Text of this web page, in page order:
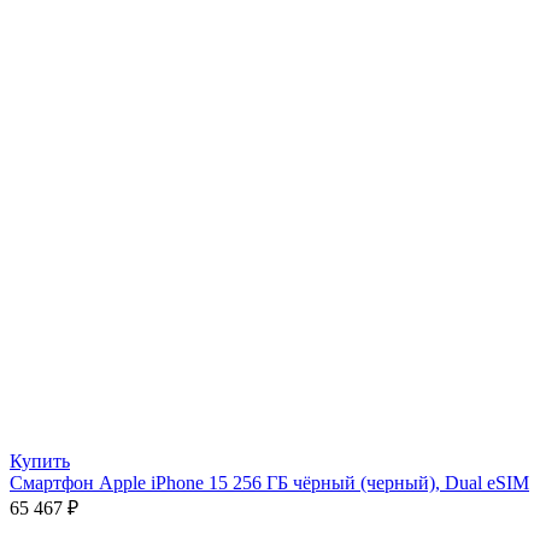
Купить
Смартфон Apple iPhone 15 256 ГБ чёрный (черный), Dual eSIM
65 467 ₽